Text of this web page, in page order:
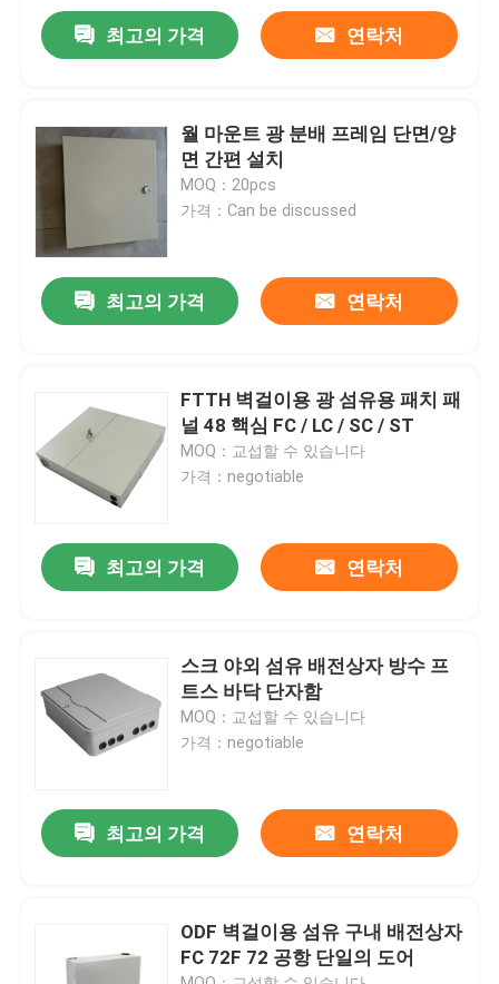
비디오
우리 에 관한 것
품질 관리
인용 을 요청 하십시오
섬유 패치 케이블
최고의 가격 연락처
월 마운트 광 분배 프레임 단면/양
면 간편 설치
MOQ：20pcs
가격：Can be discussed
최고의 가격 연락처
FTTH 벽걸이용 광 섬유용 패치 패
널 48 핵심 FC / LC / SC / ST
MOQ：교섭할 수 있습니다
가격：negotiable
최고의 가격 연락처
스크 야외 섬유 배전상자 방수 프
트스 바닥 단자함
MOQ：교섭할 수 있습니다
가격：negotiable
최고의 가격 연락처
ODF 벽걸이용 섬유 구내 배전상자
FC 72F 72 공항 단일의 도어